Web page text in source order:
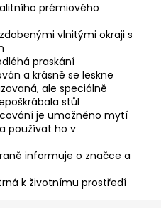
prémiového
vlnitými okraji s
praskání
a krásně se leskne
ale speciálně
stůl
je umožněno mytí
používat ho v
informuje o značce a
k životnímu prostředí